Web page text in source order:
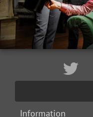
Information